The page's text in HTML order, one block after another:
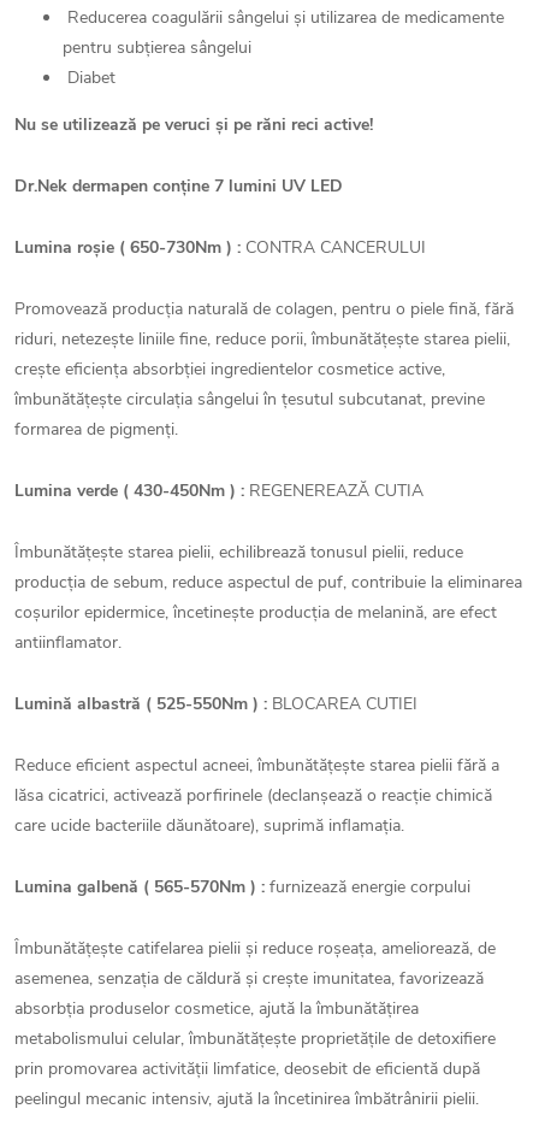
Reducerea coagulării sângelui și utilizarea de medicamente
pentru subțierea sângelui
Diabet
Nu se utilizează pe veruci și pe răni reci active!
Dr.Nek dermapen conține 7 lumini UV LED
Lumina roșie ( 650-730Nm ) : CONTRA CANCERULUI
Promovează producția naturală de colagen, pentru o piele fină, fără
riduri, netezește liniile fine, reduce porii, îmbunătățește starea pielii,
crește eficiența absorbției ingredientelor cosmetice active,
îmbunătățește circulația sângelui în țesutul subcutanat, previne
formarea de pigmenți.
Lumina verde ( 430-450Nm ) : REGENEREAZĂ CUTIA
Îmbunătățește starea pielii, echilibrează tonusul pielii, reduce
producția de sebum, reduce aspectul de puf, contribuie la eliminarea
coșurilor epidermice, încetinește producția de melanină, are efect
antiinflamator.
Lumină albastră ( 525-550Nm ) : BLOCAREA CUTIEI
Reduce eficient aspectul acneei, îmbunătățește starea pielii fără a
lăsa cicatrici, activează porfirinele (declanșează o reacție chimică
care ucide bacteriile dăunătoare), suprimă inflamația.
Lumina galbenă ( 565-570Nm ) : furnizează energie corpului
Îmbunătățește catifelarea pielii și reduce roșeața, ameliorează, de
asemenea, senzația de căldură și crește imunitatea, favorizează
absorbția produselor cosmetice, ajută la îmbunătățirea
metabolismului celular, îmbunătățește proprietățile de detoxifiere
prin promovarea activității limfatice, deosebit de eficientă după
peelingul mecanic intensiv, ajută la încetinirea îmbătrânirii pielii.